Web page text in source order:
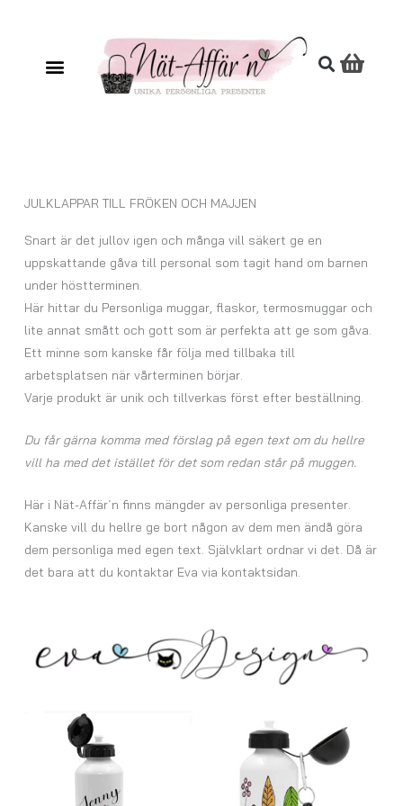
JULKLAPPAR TILL FRÖKEN OCH MAJJEN
Snart är det jullov igen och många vill säkert ge en
uppskattande gåva till personal som tagit hand om barnen
under höstterminen.
Här hittar du Personliga muggar, flaskor, termosmuggar och
lite annat smått och gott som är perfekta att ge som gåva.
Ett minne som kanske får följa med tillbaka till
arbetsplatsen när vårterminen börjar.
Varje produkt är unik och tillverkas först efter beställning.
Du får gärna komma med förslag på egen text om du hellre
vill ha med det istället för det som redan står på muggen.
Här i Nät-Affär´n finns mängder av personliga presenter.
Kanske vill du hellre ge bort någon av dem men ändå göra
dem personliga med egen text. Självklart ordnar vi det. Då är
det bara att du kontaktar Eva via kontaktsidan.
147,00 kr
till
259,00 kr